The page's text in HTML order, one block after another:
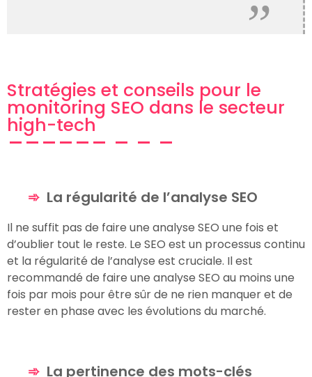
Stratégies et conseils pour le
monitoring SEO dans le secteur
high-tech
La régularité de l’analyse SEO
Il ne suffit pas de faire une analyse SEO une fois et
d’oublier tout le reste. Le SEO est un processus continu
et la régularité de l’analyse est cruciale. Il est
recommandé de faire une analyse SEO au moins une
fois par mois pour être sûr de ne rien manquer et de
rester en phase avec les évolutions du marché.
La pertinence des mots-clés